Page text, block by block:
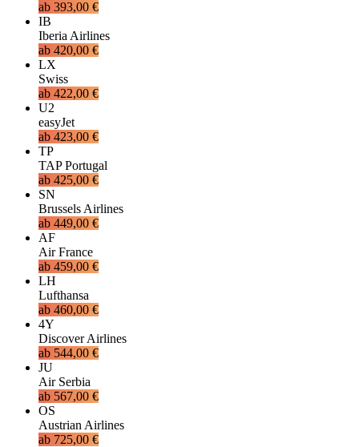
ab 393,00 €
IB
Iberia Airlines
ab 420,00 €
LX
Swiss
ab 422,00 €
U2
easyJet
ab 423,00 €
TP
TAP Portugal
ab 425,00 €
SN
Brussels Airlines
ab 449,00 €
AF
Air France
ab 459,00 €
LH
Lufthansa
ab 460,00 €
4Y
Discover Airlines
ab 544,00 €
JU
Air Serbia
ab 567,00 €
OS
Austrian Airlines
ab 725,00 €